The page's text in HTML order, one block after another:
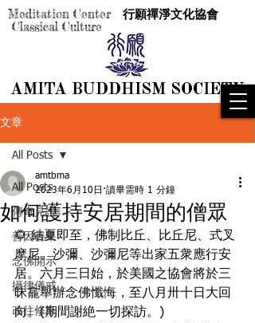
AMITA BUDDHISM SOCIETY
AMITA BUDDHISM SOCIETY
Meditation Center 行願禪淨文化協會
Classical Culture
文章
All Posts
傳奇見證
善因善果
念佛開示
攝律儀戒
改往修來
All Posts
如何護持安居期間的僧眾
amtbma
2023年6月10日 讀畢需時 1 分鐘
🌻 結夏即至，佛制比丘、比丘尼、式叉
摩尼、沙彌、沙彌尼等出家五衆應行安
居。六月三日始，於美國之協會將於三
昧龕舉辦念佛懺悔，至八月卅十日大回
向。(期間謝絶一切探訪。)